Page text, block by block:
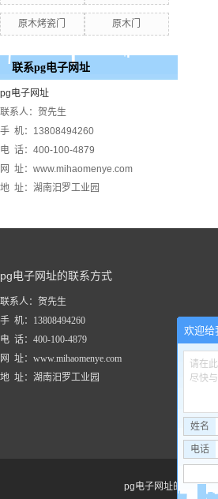
原木烤瓷门 原木门
联系pg电子网址
pg电子网址
联系人：贺先生
手 机：13808494260
电 话：400-100-4879
网 址：www.mihaomenye.com
地 址：湖南汨罗工业园
pg电子网址的联系方式
联系人：贺先生
手 机：13808494260
电 话：400-100-4879
网 址：www.mihaomenye.com
地 址：湖南汨罗工业园
pg电子网址的友情链
欢迎给
请在
尽快
姓名
电话